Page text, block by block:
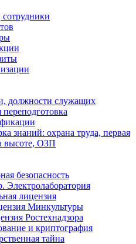
должности служащих
знаний: охрана труда, первая
высоте, ОЗП
безопасность
Электролаборатория
лицензия
Минкультуры
Ростехнадзора
и криптография
тайна